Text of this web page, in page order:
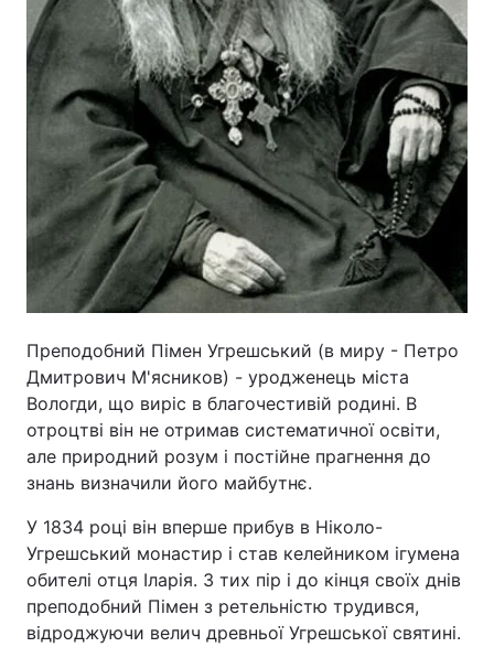
Преподобний Пімен Угрешський (в миру - Петро
Дмитрович М'ясников) - уродженець міста
Вологди, що виріс в благочестивій родині. В
отроцтві він не отримав систематичної освіти,
але природний розум і постійне прагнення до
знань визначили його майбутнє.
У 1834 році він вперше прибув в Ніколо-
Угрешський монастир і став келейником ігумена
обителі отця Іларія. З тих пір і до кінця своїх днів
преподобний Пімен з ретельністю трудився,
відроджуючи велич древньої Угрешської святині.